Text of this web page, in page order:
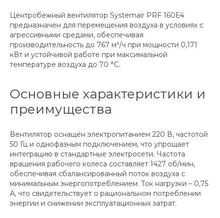
Центробежный вентилятор Systemair PRF 160E4
предназначен для перемещения воздуха в условиях с
агрессивными средами, обеспечивая
производительность до 767 м³/ч при мощности 0,171
кВт и устойчивой работе при максимальной
температуре воздуха до 70 °C.
Основные характеристики и
преимущества
Вентилятор оснащён электропитанием 220 В, частотой
50 Гц и однофазным подключением, что упрощает
интеграцию в стандартные электросети. Частота
вращения рабочего колеса составляет 1427 об/мин,
обеспечивая сбалансированный поток воздуха с
минимальным энергопотреблением. Ток нагрузки – 0,75
А, что свидетельствует о рациональном потреблении
энергии и снижении эксплуатационных затрат.